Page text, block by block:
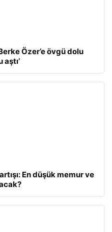
Özer’e övgü dolu
En düşük memur ve